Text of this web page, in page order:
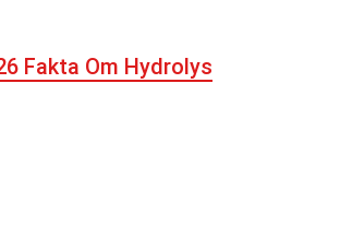
Fakta Om Hydrolys